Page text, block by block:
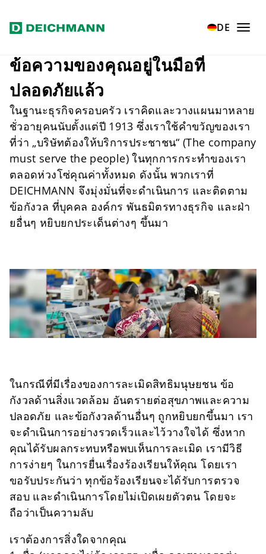
Zum Hauptinhalt springen DE
Home Verantwortung
ข้อความของคุณอยู่ในมือที่
ปลอดภัยแล้ว
ในฐานะธุรกิจครอบครัว เราคิดและวางแผนมาหลาย
ชั่วอายุคนนับตั้งแต่ปี 1913 ซึ่งเราใช้คำขวัญของเรา
ที่ว่า „บริษัทต้องให้บริการประชาชน“ (The company
must serve the people) ในทุกการกระทำของเรา
ตลอดห่วงโซ่คุณค่าทั้งหมด ดังนั้น พวกเราที่
DEICHMANN จึงมุ่งมั่นที่จะดำเนินการ และติดตาม
ข้อกังวล ที่บุคคล องค์กร พันธมิตรทางธุรกิจ และฝ่า
ยอื่นๆ หยิบยกประเด็นต่างๆ ขึ้นมา
ในกรณีที่มีเรื่องของการละเมิดสิทธิมนุษยชน ข้อ
กังวลด้านสิ่งแวดล้อม อันตรายต่อสุขภาพและความ
ปลอดภัย และข้อกังวลด้านอื่นๆ ถูกหยิบยกขึ้นมา เรา
จะดำเนินการอย่างรวดเร็วและไว้วางใจได้ ซึ่งหาก
คุณได้รับผลกระทบหรือพบเห็นการละเมิด เรามีวิธี
การง่ายๆ ในการยื่นเรื่องร้องเรียนให้คุณ โดยเรา
ขอรับประกันว่า ทุกข้อร้องเรียนจะได้รับการตรวจ
สอบ และดำเนินการโดยไม่เปิดเผยตัวตน โดยจะ
ถือว่าเป็นความลับ
เราต้องการสิ่งใดจากคุณ